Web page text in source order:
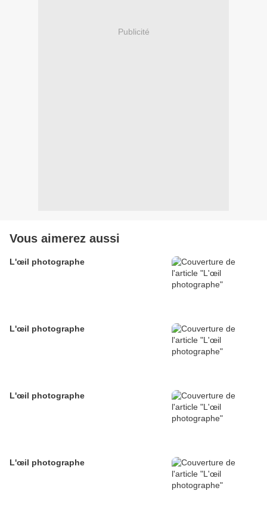
Publicité
Vous aimerez aussi
L'œil photographe
L'œil photographe
L'œil photographe
L'œil photographe